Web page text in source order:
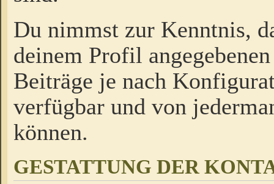
Du nimmst zur Kenntnis,
deinem Profil
Beiträge je nach
verfügbar und von
können.
GESTATTUNG DER